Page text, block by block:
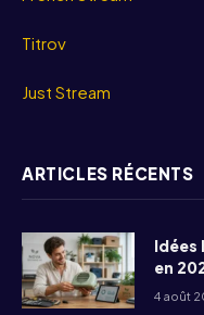
Titrov
Just Stream
ARTICLES RÉCENTS
Idées
en
4 août